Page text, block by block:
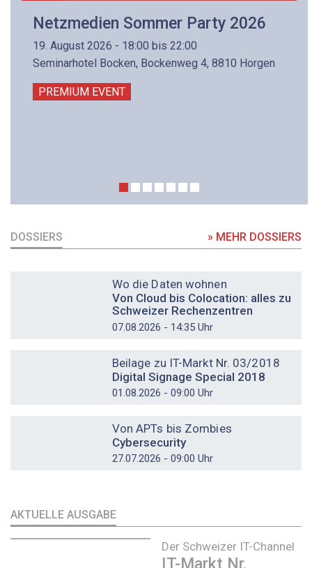
Netzmedien Sommer Party 2026
19. August 2026 - 18:00 bis 22:00
Seminarhotel Bocken, Bockenweg 4, 8810 Horgen
PREMIUM EVENT
DOSSIERS » MEHR DOSSIERS
Wo die Daten wohnen
Von Cloud bis Colocation: alles zu
Schweizer Rechenzentren
07.08.2026 - 14:35 Uhr
Beilage zu IT-Markt Nr. 03/2018
Digital Signage Special 2018
01.08.2026 - 09:00 Uhr
Von APTs bis Zombies
Cybersecurity
27.07.2026 - 09:00 Uhr
AKTUELLE AUSGABE
Der Schweizer IT-Channel
IT-Markt Nr.